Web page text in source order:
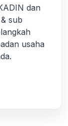
dan
sub
usaha